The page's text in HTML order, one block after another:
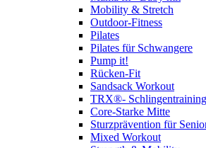
Mobility & Stretch
Outdoor-Fitness
Pilates
Pilates für Schwangere
Pump it!
Rücken-Fit
Sandsack Workout
TRX®- Schlingentraining
Core-Starke Mitte
Sturzprävention für
Mixed Workout